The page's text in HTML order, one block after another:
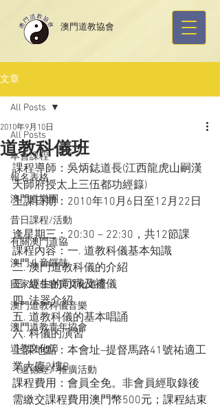
​澳門道教協會
文章
All Posts
本會課程
報名表格
澳門道樂團
昔日課程/活動
有關澳門道協
澳門八音鑼鼓
國家級非物質文化遺產
澳門道教科儀音樂
澳門道教青年協會
道教文化節
《道德經》推廣活動
All Posts
道教科儀班
2010年9月10日
課程導師：吳炳鋕道長(江西龍虎山嗣漢
天師府授太上三伍都功經籙)
上課日期：2010年10月6日至12月22日
逢星期三：20:30 – 22:30，共12節課
課程內容：一. 道教科儀基本知識
二. 澳門道教科儀的介紹
三. 經生的司職及禮儀
四. 法器介紹
五. 道教科儀的基本唱誦
六. 科儀的演習
上課地點：本會址–提督馬路41號祐適工
業大廈2樓B
課程費用：會員全免。非會員經取錄後
需繳交課程費用澳門幣500元；課程結束